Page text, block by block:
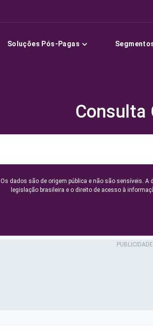
Soluções Pós-Pagas
Consulta
Os dados são de origem pública e não são sensíveis.
legislação brasileira e o direito de acesso à